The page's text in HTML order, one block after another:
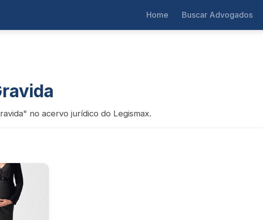
Home Buscar Advogados
no acervo jurídico do Legismax.